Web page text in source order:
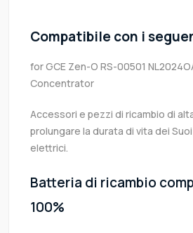
Compatibile con i
for GCE Zen-O RS-00501
Concentrator
Accessori e pezzi di ricambio di
prolungare la durata di vita dei
elettrici.
Batteria di ricambio
100%